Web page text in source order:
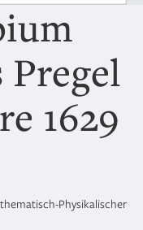
1629
Physikalischer